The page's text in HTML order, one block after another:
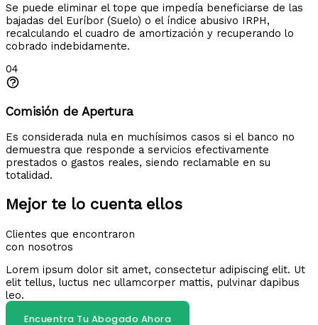
Se puede eliminar el tope que impedía beneficiarse de las
bajadas del Euríbor (Suelo) o el índice abusivo IRPH,
recalculando el cuadro de amortización y recuperando lo
cobrado indebidamente.
04
Comisión de Apertura
Es considerada nula en muchísimos casos si el banco no
demuestra que responde a servicios efectivamente
prestados o gastos reales, siendo reclamable en su
totalidad.
Mejor te lo cuenta ellos
Clientes que encontraron
con nosotros
Lorem ipsum dolor sit amet, consectetur adipiscing elit. Ut
elit tellus, luctus nec ullamcorper mattis, pulvinar dapibus
leo.
Encuentra Tu Abogado Ahora